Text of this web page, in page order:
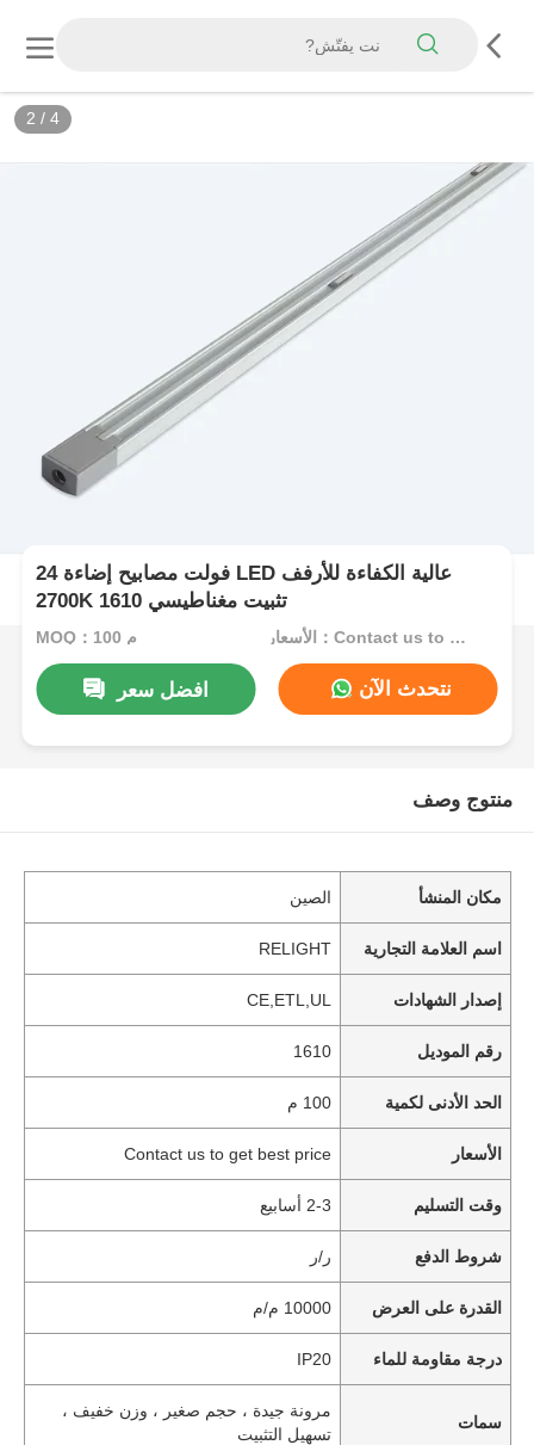
2 / 4
24 فولت مصابيح إضاءة LED عالية الكفاءة للأرفف
2700K تثبيت مغناطيسي 1610
MOQ：100 م الأسعار：Contact us to get best price
افضل سعر نتحدث الآن
منتوج وصف
مكان المنشأ الصين
اسم العلامة التجارية RELIGHT
إصدار الشهادات CE,ETL,UL
رقم الموديل 1610
الحد الأدنى لكمية 100 م
الأسعار Contact us to get best price
وقت التسليم 2-3 أسابيع
شروط الدفع ر/ر
القدرة على العرض 10000 م/م
درجة مقاومة للماء IP20
سمات
مرونة جيدة ، حجم صغير ، وزن خفيف ،
تسهيل التثبيت